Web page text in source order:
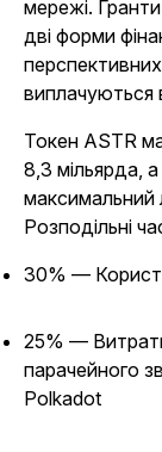
мережі.
дві форми
виплачуються
Токен ASTR
8,3 мільярда,
максимальний
Розподільні
30% —
25% —
парачейного
Polkadot